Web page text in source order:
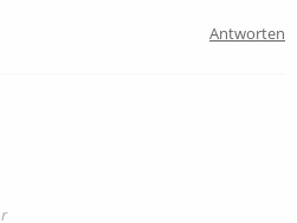
Antworten